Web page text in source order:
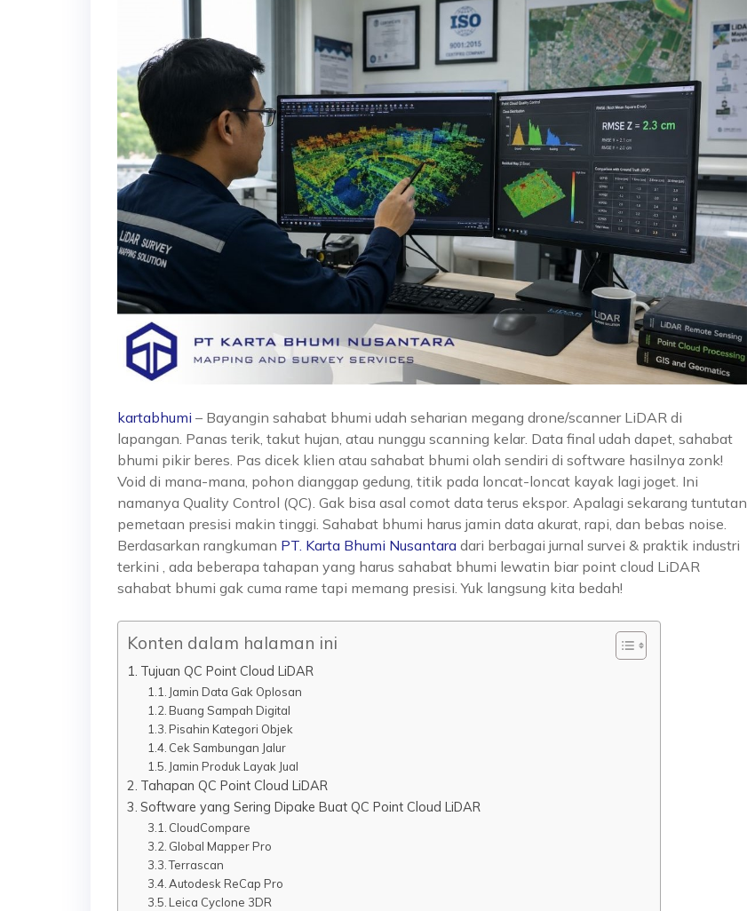
kartabhumi – Bayangin sahabat bhumi udah seharian megang drone/scanner LiDAR di
lapangan. Panas terik, takut hujan, atau nunggu scanning kelar. Data final udah dapet, sahabat
bhumi pikir beres. Pas dicek klien atau sahabat bhumi olah sendiri di software hasilnya zonk!
Void di mana-mana, pohon dianggap gedung, titik pada loncat-loncat kayak lagi joget. Ini
namanya Quality Control (QC). Gak bisa asal comot data terus ekspor. Apalagi sekarang tuntutan
pemetaan presisi makin tinggi. Sahabat bhumi harus jamin data akurat, rapi, dan bebas noise.
Berdasarkan rangkuman PT. Karta Bhumi Nusantara dari berbagai jurnal survei & praktik industri
terkini , ada beberapa tahapan yang harus sahabat bhumi lewatin biar point cloud LiDAR
sahabat bhumi gak cuma rame tapi memang presisi. Yuk langsung kita bedah!
Konten dalam halaman ini
Tujuan QC Point Cloud LiDAR
Jamin Data Gak Oplosan
Buang Sampah Digital
Pisahin Kategori Objek
Cek Sambungan Jalur
Jamin Produk Layak Jual
Tahapan QC Point Cloud LiDAR
Software yang Sering Dipake Buat QC Point Cloud LiDAR
CloudCompare
Global Mapper Pro
Terrascan
Autodesk ReCap Pro
Leica Cyclone 3DR